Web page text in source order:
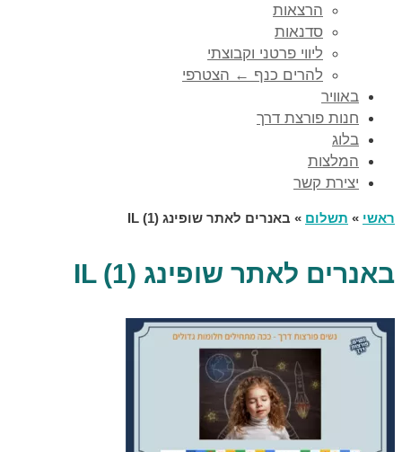
הרצאות
סדנאות
ליווי פרטני וקבוצתי
להרים כנף ← הצטרפי
באוויר
חנות פורצת דרך
בלוג
המלצות
יצירת קשר
ראשי » תשלום » באנרים לאתר שופינג IL (1)
באנרים לאתר שופינג IL (1)